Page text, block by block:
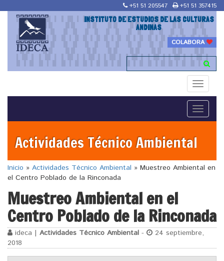
+51 51 205547 +51 51 357415
INSTITUTO DE ESTUDIOS DE LAS CULTURAS
ANDINAS
COLABORA
Toggle
Toggle
Actividades Técnico Ambiental
Inicio » Actividades Técnico Ambiental » Muestreo Ambiental en
el Centro Poblado de la Rinconada
Muestreo Ambiental en el
Centro Poblado de la Rinconada
ideca | Actividades Técnico Ambiental -
24 septiembre,
2018